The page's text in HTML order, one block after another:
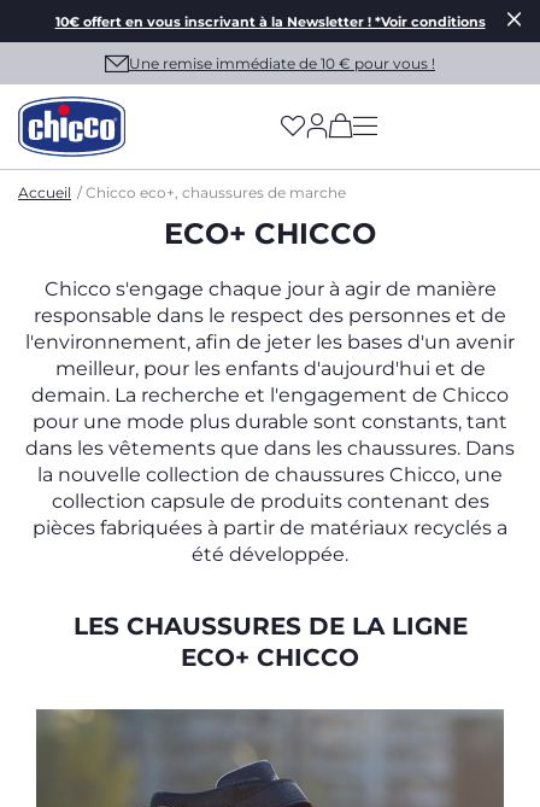
10€ offert en vous inscrivant à la Newsletter ! *Voir conditions
Une remise immédiate de 10 € pour vous !
(has more options
Accueil Chicco eco+, chaussures de marche
ECO+ CHICCO
Chicco s'engage chaque jour à agir de manière
responsable dans le respect des personnes et de
l'environnement, afin de jeter les bases d'un avenir
meilleur, pour les enfants d'aujourd'hui et de
demain. La recherche et l'engagement de Chicco
pour une mode plus durable sont constants, tant
dans les vêtements que dans les chaussures. Dans
la nouvelle collection de chaussures Chicco, une
collection capsule de produits contenant des
pièces fabriquées à partir de matériaux recyclés a
été développée.
LES CHAUSSURES DE LA LIGNE
ECO+ CHICCO